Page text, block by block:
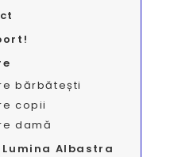
bărbătești
copii
damă
Albastra